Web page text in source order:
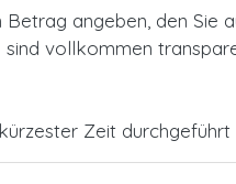
Betrag angeben, den Sie
vollkommen
Zeit